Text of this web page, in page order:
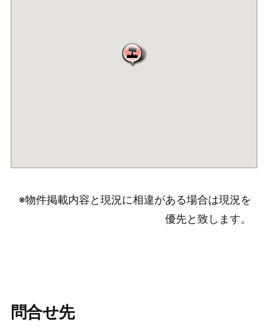
※物件掲載内容と現況に相違がある場合は現況を
優先と致します。
問合せ先